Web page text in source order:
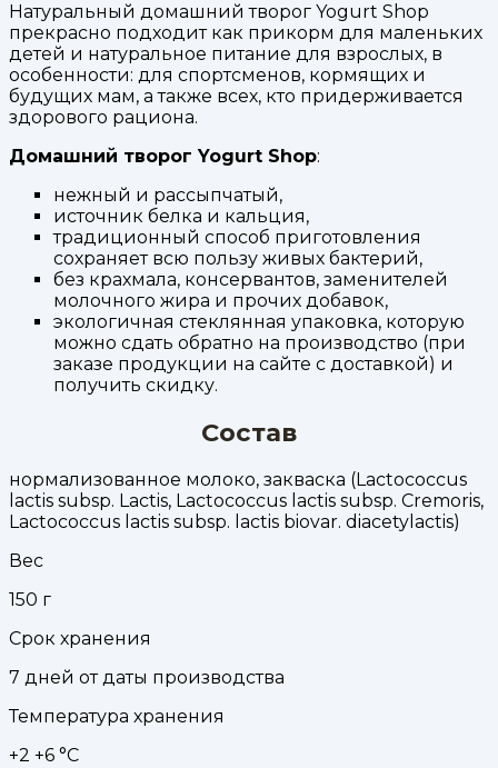
Натуральный домашний творог Yogurt Shop
прекрасно подходит как прикорм для маленьких
детей и натуральное питание для взрослых, в
особенности: для спортсменов, кормящих и
будущих мам, а также всех, кто придерживается
здорового рациона.
Домашний творог Yogurt Shop:
нежный и рассыпчатый,
источник белка и кальция,
традиционный способ приготовления
сохраняет всю пользу живых бактерий,
без крахмала, консервантов, заменителей
молочного жира и прочих добавок,
экологичная стеклянная упаковка, которую
можно сдать обратно на производство (при
заказе продукции на сайте с доставкой) и
получить скидку.
Состав
нормализованное молоко, закваска (Lactococcus
lactis subsp. Lactis, Lactococcus lactis subsp. Cremoris,
Lactococcus lactis subsp. lactis biovar. diacetylactis)
Вес
150 г
Срок хранения
7 дней от даты производства
Температура хранения
+2 +6 °С